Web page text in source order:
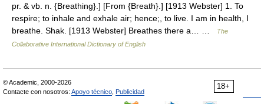
pr. & vb. n. {Breathing}.] [From {Breath}.] [1913 Webster] 1. To
respire; to inhale and exhale air; hence;, to live. I am in health, I
breathe. Shak. [1913 Webster] Breathes there a… …
The
Collaborative International Dictionary of English
18+
© Academic, 2000-2026
Contacte con nosotros: Apoyo técnico Publicidad